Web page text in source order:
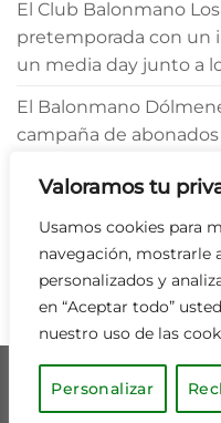
Valoramos tu
Usamos cookies para
navegación, mostrarle
personalizados y
en “Aceptar todo”
nuestro uso de las
Personalizar
El Club Balonmano
pretemporada con un
un media day junto a
El Balonmano
campaña de abonados
Julio Morgado
Dólmenes Antequera
Copyright 2026 ©